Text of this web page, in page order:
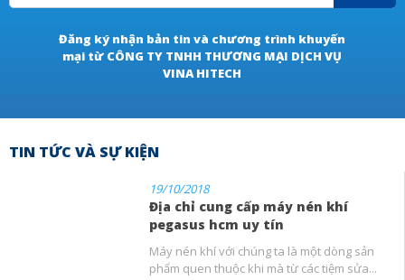
Đăng ký nhận bản tin và chương trình khuyến
mại từ CÔNG TY TNHH THƯƠNG MẠI DỊCH VỤ
VINA HITECH
TIN TỨC VÀ SỰ KIỆN
19/10/2018
Địa chỉ cung cấp máy nén khí
pegasus hcm uy tín
Máy nén khí với chúng ta là một dòng sản
phẩm quen thuộc khi mà từ các tiệm sửa...